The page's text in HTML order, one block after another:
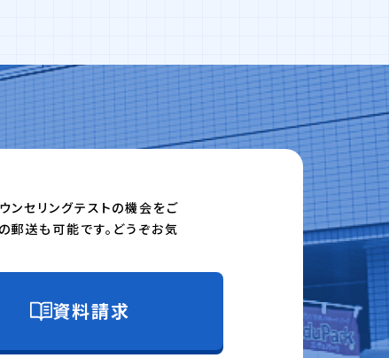
ンセリングテストの機会をご
郵送も可能です。どうぞお気
資料請求